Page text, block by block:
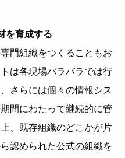
を育成する
門組織をつくることもお
は各現場バラバラでは行
さらには個々の情報シス
間にわたって継続的に管
、既存組織のどこかが片
認められた公式の組織を